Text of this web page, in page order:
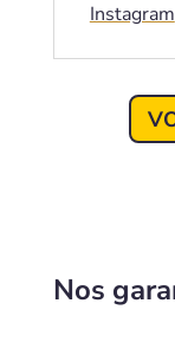
Instagram
Nos